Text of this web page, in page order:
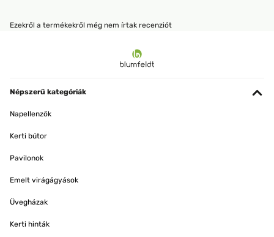
Ezekről a termékekről még nem írtak recenziót
Népszerű kategóriák
Napellenzők
Kerti bútor
Pavilonok
Emelt virágágyások
Üvegházak
Kerti hinták